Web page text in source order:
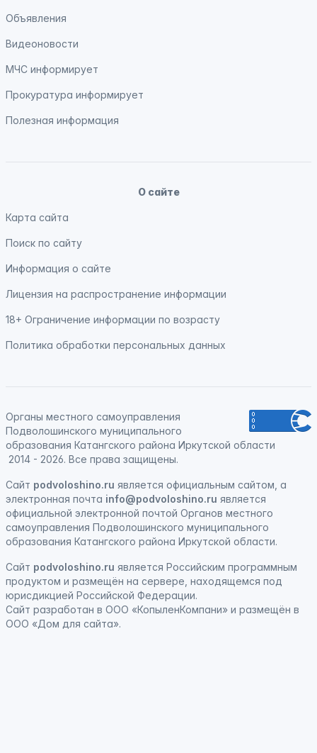
Объявления
Видеоновости
МЧС информирует
Прокуратура информирует
Полезная информация
О сайте
Карта сайта
Поиск по сайту
Информация о сайте
Лицензия на распространение информации
18+ Ограничение информации по возрасту
Политика обработки персональных данных
Органы местного самоуправления
Подволошинского муниципального
образования Катангского района Иркутской области
2014 - 2026. Все права защищены.
Сайт podvoloshino.ru является официальным сайтом, а
электронная почта info@podvoloshino.ru является
официальной электронной почтой Органов местного
самоуправления Подволошинского муниципального
образования Катангского района Иркутской области.
Сайт podvoloshino.ru является Российским программным
продуктом и размещён на сервере, находящемся под
юрисдикцией Российской Федерации.
Сайт разработан в ООО «КопыленКомпани» и размещён в
ООО «Дом для сайта».